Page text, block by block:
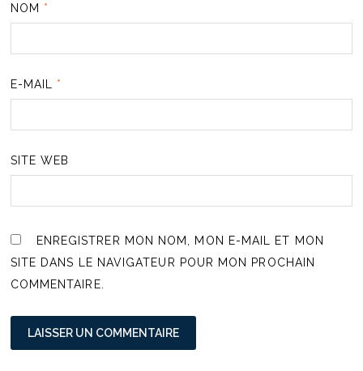
NOM *
E-MAIL *
SITE WEB
ENREGISTRER MON NOM, MON E-MAIL ET MON
SITE DANS LE NAVIGATEUR POUR MON PROCHAIN
COMMENTAIRE.